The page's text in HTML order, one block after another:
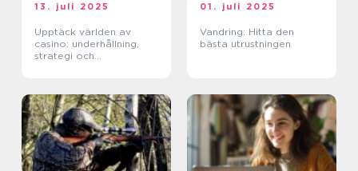
13. juli 2025
Upptäck världen av
casino: underhållning,
strategi och
01. juli 2025
Vandring: Hitta den
bästa utrustningen